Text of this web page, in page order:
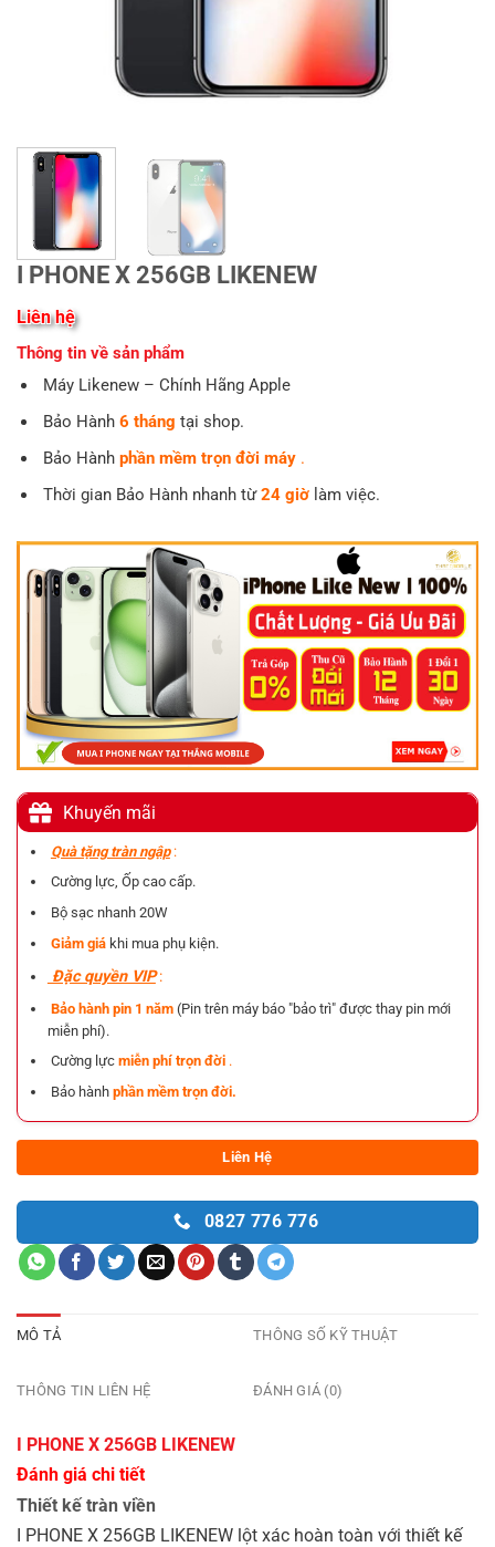
I PHONE X 256GB LIKENEW
Liên hệ
Thông tin về sản phẩm
Máy Likenew – Chính Hãng Apple
Bảo Hành 6 tháng tại shop.
Bảo Hành phần mềm trọn đời máy.
Thời gian Bảo Hành nhanh từ24 giờlàm việc.
Khuyến mãi
Quà tặng tràn ngập:
Cường lực, Ốp cao cấp.
Bộ sạc nhanh 20W
Giảm giá khi mua phụ kiện.
Đặc quyền VIP:
Bảo hành pin 1 năm (Pin trên máy báo "bảo trì" được thay pin mới
miễn phí).
Cường lực miễn phí trọn đời.
Bảo hành phần mềm trọn đời.
Liên Hệ
0827 776 776
MÔ TẢ
ĐÁNH GIÁ (0)
THÔNG SỐ KỸ THUẬT
THÔNG TIN LIÊN HỆ
I PHONE X 256GB LIKENEW
Đánh giá chi tiết
Thiết kế tràn viền
I PHONE X 256GB LIKENEW lột xác hoàn toàn với thiết kế